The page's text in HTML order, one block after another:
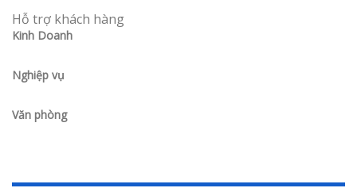
Hỗ trợ khách hàng
Kinh Doanh
Nghiệp vụ
Văn phòng